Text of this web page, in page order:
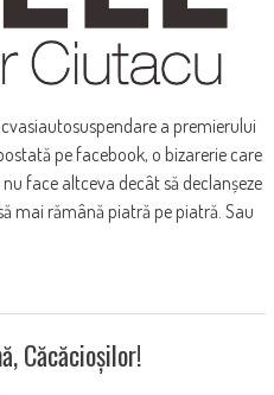
a premierului
pe facebook, o bizarerie care
face altceva decât să declanșeze
mai rămână piatră pe piatră. Sau
Căcăcioșilor!